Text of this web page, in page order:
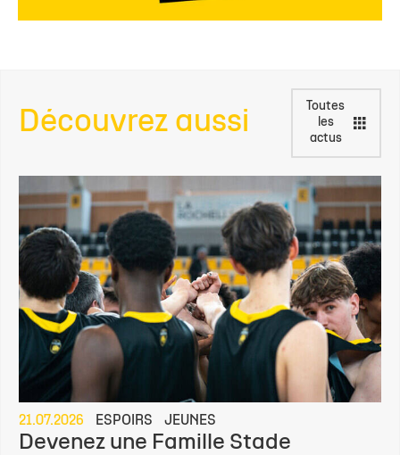
Découvrez aussi
Toutes
les
actus
21.07.2026 ESPOIRS JEUNES
Devenez une Famille Stade